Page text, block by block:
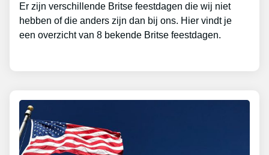
Er zijn verschillende Britse feestdagen die wij niet
hebben of die anders zijn dan bij ons. Hier vindt je
een overzicht van 8 bekende Britse feestdagen.